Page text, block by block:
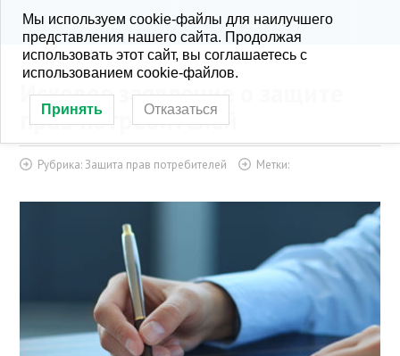
KONRA.RU РУБРИКИ
Исковое заявление о защите
прав потребителей
Рубрика:Защита прав потребителей Метки:
Мы используем cookie-файлы для наилучшего
представления нашего сайта. Продолжая
использовать этот сайт, вы соглашаетесь с
использованием cookie-файлов.
Принять Отказаться